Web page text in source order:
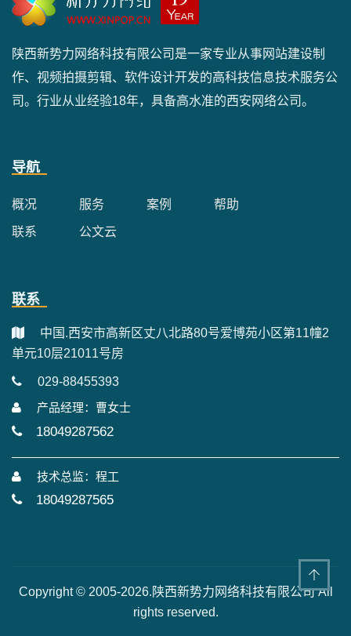
陕西新势力网络科技有限公司是一家专业从事网站建设制
作、视频拍摄剪辑、软件设计开发的高科技信息技术服务公
司。行业从业经验18年，具备高水准的西安网络公司。
导航
概况 服务 案例 帮助
联系 公文云
联系
中国.西安市高新区丈八北路80号爱博苑小区第11幢2
单元10层21011号房
029-88455393
产品经理：曹女士
18049287562
技术总监：程工
18049287565
Copyright © 2005-2026.陕西新势力网络科技有限公司 All
rights reserved.